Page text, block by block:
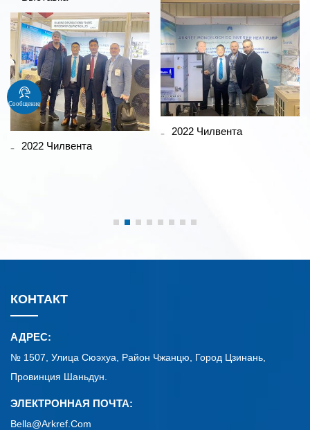
2022 Чилвента
2022 Чилвента
Сообщение
КОНТАКТ
АДРЕС:
№ 1507, Улица Сюэхуа, Район Чжанцю, Город Цзинань,
Провинция Шаньдун.
ЭЛЕКТРОННАЯ ПОЧТА:
Bella@arkref.com